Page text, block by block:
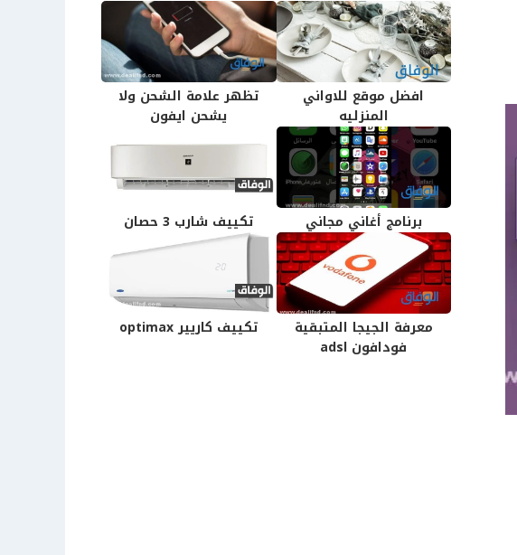
افضل موقع للاواني
المنزليه
تظهر علامة الشحن ولا
يشحن ايفون
برنامج أغاني مجاني تكييف شارب 3 حصان
معرفة الجيجا المتبقية
فودافون adsl
تكييف كاريير optimax